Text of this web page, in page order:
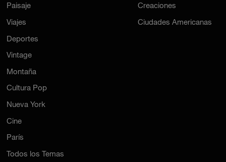
Paisaje
Viajes
Deportes
Creaciones
Ciudades Americanas
Vintage
Montaña
Cultura Pop
Nueva York
Cine
París
Todos los Temas